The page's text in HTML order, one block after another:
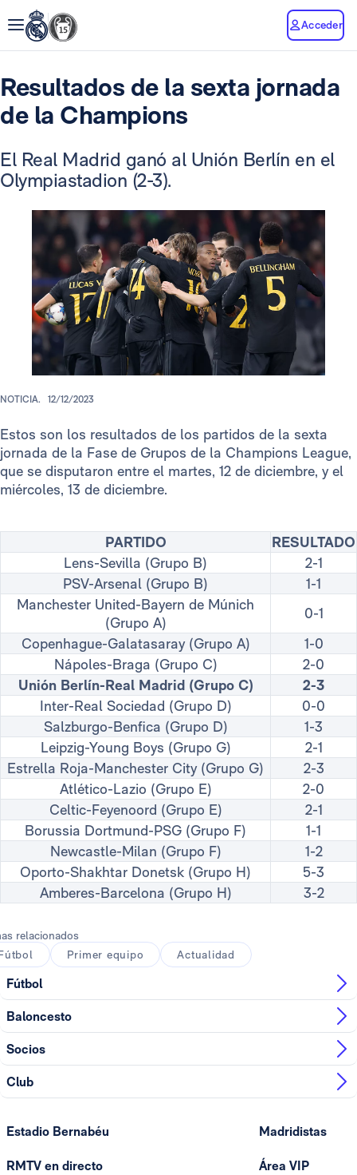
Acceder
Resultados de la sexta jornada
de la Champions
El Real Madrid ganó al Unión Berlín en el
Olympiastadion (2-3).
NOTICIA. 12/12/2023
Estos son los resultados de los partidos de la sexta
jornada de la Fase de Grupos de la Champions League,
que se disputaron entre el martes, 12 de diciembre, y el
miércoles, 13 de diciembre.
PARTIDO
RESULTADO
Lens-Sevilla (Grupo B)
2-1
PSV-Arsenal (Grupo B)
1-1
Manchester United-Bayern de Múnich
(Grupo A)
0-1
Copenhague-Galatasaray (Grupo A)
1-0
Nápoles-Braga (Grupo C)
2-0
Unión Berlín-Real Madrid (Grupo C)
2-3
Inter-Real Sociedad (Grupo D)
0-0
Salzburgo-Benfica (Grupo D)
1-3
Leipzig-Young Boys (Grupo G)
2-1
Estrella Roja-Manchester City (Grupo G)
2-3
Atlético-Lazio (Grupo E)
2-0
Celtic-Feyenoord (Grupo E)
2-1
Borussia Dortmund-PSG (Grupo F)
1-1
Newcastle-Milan (Grupo F)
1-2
Oporto-Shakhtar Donetsk (Grupo H)
5-3
Amberes-Barcelona (Grupo H)
3-2
relacionados
Primer equipo Actualidad
Fútbol
Baloncesto
Socios
Club
Estadio Bernabéu
RMTV en directo
Madridistas
Área VIP